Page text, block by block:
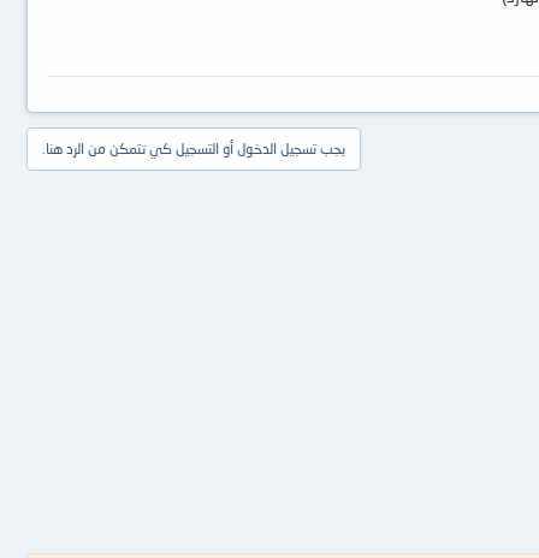
يجب تسجيل الدخول أو التسجيل كي تتمكن من الرد هنا.